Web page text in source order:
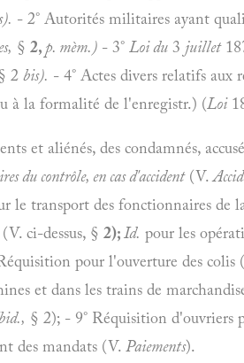
- 2° Autorités militaires ayant
§ 2, p. mèm.) - 3° Loi du 3 juillet
2 bis). - 4° Actes divers relatifs aux
à la formalité de l'enregistr.) (Loi
et aliénés, des condamnés,
du contrôle, en cas d'accident(V.
le transport des fonctionnaires de
ci-dessus, § 2);Id. pour les
pour l'ouverture des colis
et dans les trains de
§ 2); - 9° Réquisition d'ouvriers
des mandats (V. Paiements).